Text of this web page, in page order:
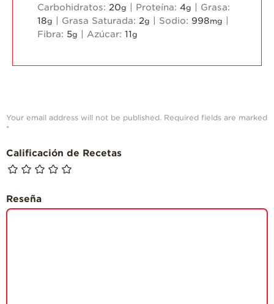
Carbohidratos: 20g Proteína: 4g
Grasa:
18g Grasa Saturada: 2g Sodio: 998mg
Fibra: 5g Azúcar: 11g
Your email address will not be published. Required fields are marked
*
Calificación de Recetas
Reseña